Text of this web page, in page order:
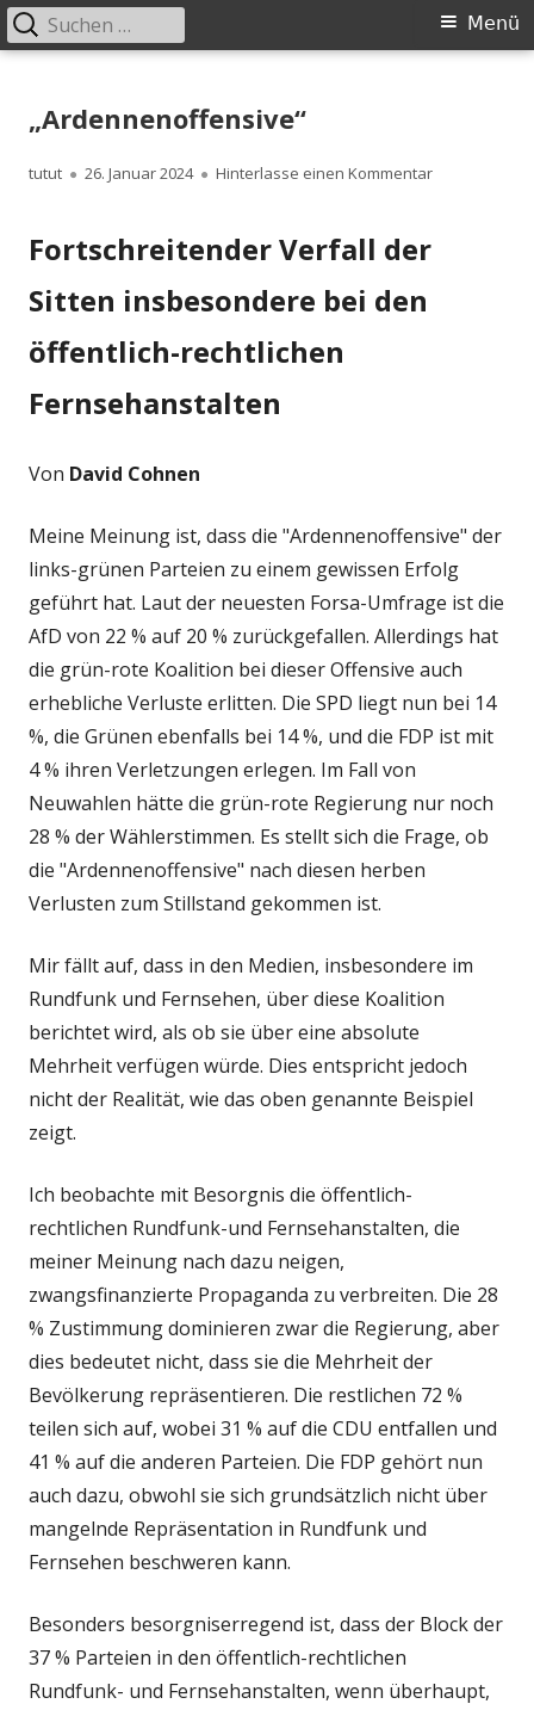
Inhalt
Primäres
Menü
Suchen
nach:
„Ardennenoffensive“
Autor
tutut
Veröffentlicht
26. Januar 2024 Hinterlasse einen Kommentarzu
Fortschreitender Verfall der
Sitten insbesondere bei den
öffentlich-rechtlichen
Fernsehanstalten
Von David Cohnen
Meine Meinung ist, dass die "Ardennenoffensive" der
links-grünen Parteien zu einem gewissen Erfolg
geführt hat. Laut der neuesten Forsa-Umfrage ist die
AfD von 22 % auf 20 % zurückgefallen. Allerdings hat
die grün-rote Koalition bei dieser Offensive auch
erhebliche Verluste erlitten. Die SPD liegt nun bei 14
%, die Grünen ebenfalls bei 14 %, und die FDP ist mit
4 % ihren Verletzungen erlegen. Im Fall von
Neuwahlen hätte die grün-rote Regierung nur noch
28 % der Wählerstimmen. Es stellt sich die Frage, ob
die "Ardennenoffensive" nach diesen herben
Verlusten zum Stillstand gekommen ist.
Mir fällt auf, dass in den Medien, insbesondere im
Rundfunk und Fernsehen, über diese Koalition
berichtet wird, als ob sie über eine absolute
Mehrheit verfügen würde. Dies entspricht jedoch
nicht der Realität, wie das oben genannte Beispiel
zeigt.
Ich beobachte mit Besorgnis die öffentlich-
rechtlichen Rundfunk-und Fernsehanstalten, die
meiner Meinung nach dazu neigen,
zwangsfinanzierte Propaganda zu verbreiten. Die 28
% Zustimmung dominieren zwar die Regierung, aber
dies bedeutet nicht, dass sie die Mehrheit der
Bevölkerung repräsentieren. Die restlichen 72 %
teilen sich auf, wobei 31 % auf die CDU entfallen und
41 % auf die anderen Parteien. Die FDP gehört nun
auch dazu, obwohl sie sich grundsätzlich nicht über
mangelnde Repräsentation in Rundfunk und
Fernsehen beschweren kann.
Besonders besorgniserregend ist, dass der Block der
37 % Parteien in den öffentlich-rechtlichen
Rundfunk- und Fernsehanstalten, wenn überhaupt,